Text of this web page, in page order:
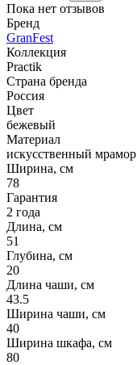
Пока нет отзывов
Бренд
GranFest
Коллекция
Practik
Страна бренда
Россия
Цвет
бежевый
Материал
искусственный мрамор
Ширина, см
78
Гарантия
2 года
Длина, см
51
Глубина, см
20
Длина чаши, см
43.5
Ширина чаши, см
40
Ширина шкафа, см
80